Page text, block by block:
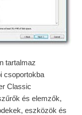
tartalmaz
csoportokba
Classic
és elemzők,
eszközök és